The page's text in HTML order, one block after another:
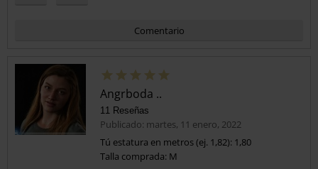
Comentario
Angrboda ..
11 Reseñas
Publicado: martes, 11 enero, 2022
Tú estatura en metros (ej. 1,82): 1,80
Talla comprada: M